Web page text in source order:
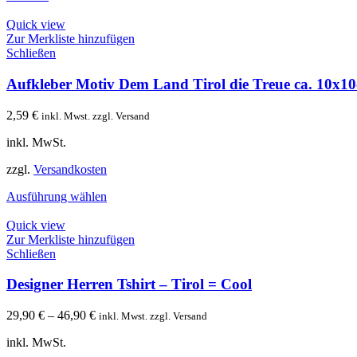
Quick view
Zur Merkliste hinzufügen
Schließen
Aufkleber Motiv Dem Land Tirol die Treue ca.
2,59 € inkl. Mwst. zzgl. Versand
inkl. MwSt.
zzgl. Versandkosten
Ausführung wählen
Quick view
Zur Merkliste hinzufügen
Schließen
Designer Herren Tshirt – Tirol = Cool
29,90 € – 46,90 € inkl. Mwst. zzgl. Versand
inkl. MwSt.